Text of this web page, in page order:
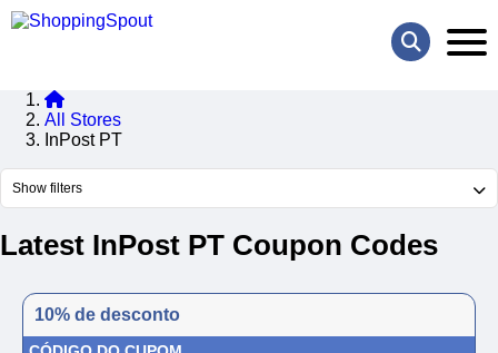
All Stores
InPost PT
Show filters
Latest InPost PT Coupon Codes
10% de desconto